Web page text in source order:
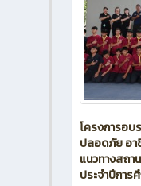
โครงการอบ
ปลอดภัย อา
แนวทางสถ
ประจำปีการ